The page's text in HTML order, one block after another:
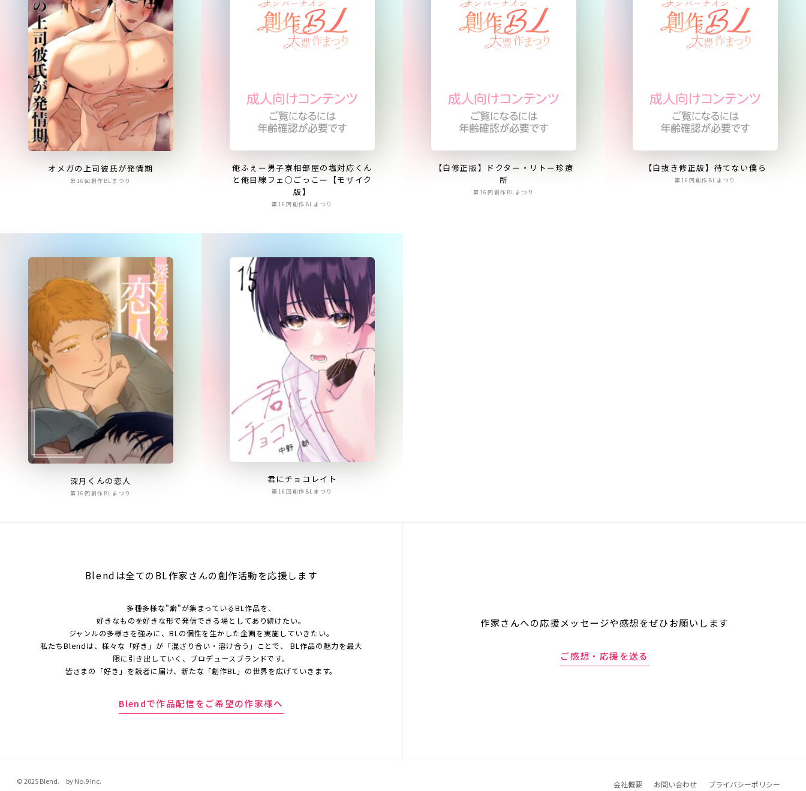
オメガの上司彼氏が発情期
第16回創作BLまつり
俺ふぇー男子寮相部屋の塩対応くん
と俺目線フェ○ごっこー【モザイク
版】
第16回創作BLまつり
【白修正版】ドクター・リトー珍療
所
第16回創作BLまつり
【白抜き修正版】待てない僕ら
第16回創作BLまつり
深月くんの恋人
第16回創作BLまつり
君にチョコレイト
第16回創作BLまつり
Blendは全てのBL作家さんの創作活動を応援します
多種多様な"癖"が集まっているBL作品を、
好きなものを好きな形で発信できる場としてあり続けたい。
ジャンルの多様さを強みに、BLの個性を生かした企画を実施していきたい。
私たちBlendは、様々な「好き」が「混ざり合い・溶け合う」ことで、 BL作品の魅力を最大
限に引き出していく、プロデュースブランドです。
皆さまの「好き」を読者に届け、新たな「創作BL」の世界を広げていきます。
Blendで作品配信をご希望の作家様へ
作家さんへの応援メッセージや感想をぜひお願いします
ご感想・応援を送る
© 2025 Blend. by No.9 Inc. 会社概要 お問い合わせ プライバシーポリシー